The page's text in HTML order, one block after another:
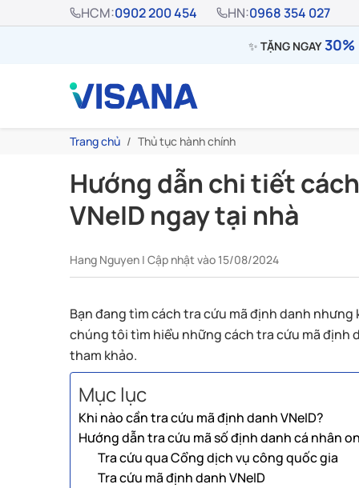
HCM:0902 200 454 HN:0968 354 027
✨ TẶNG NGAY30%
Trang chủ Thủ tục hành chính
Hướng dẫn chi tiết
VNeID ngay tại nhà
Hang Nguyen | Cập nhật vào 15/08/2024
Bạn đang tìm cách tra cứu mã định danh
chúng tôi tìm hiểu những cách tra cứu mã định
tham khảo.
Mục lục
Khi nào cần tra cứu mã định danh VNeID?
Hướng dẫn tra cứu mã số định danh cá nhân
Tra cứu qua Cổng dịch vụ công quốc gia
Tra cứu mã định danh VNeID